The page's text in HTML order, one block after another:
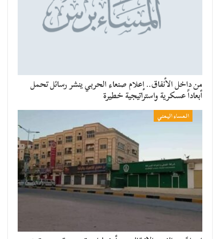
من داخل الأنفاق.. إعلام صنعاء الحربي ينشر رسائل تحمل
أبعاداً عسكرية واستراتيجية خطيرة
المساء اليمني